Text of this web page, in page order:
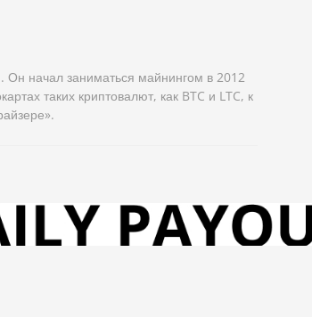
Он начал заниматься майнингом в 2012
таких криптовалют, как BTC и LTC, к